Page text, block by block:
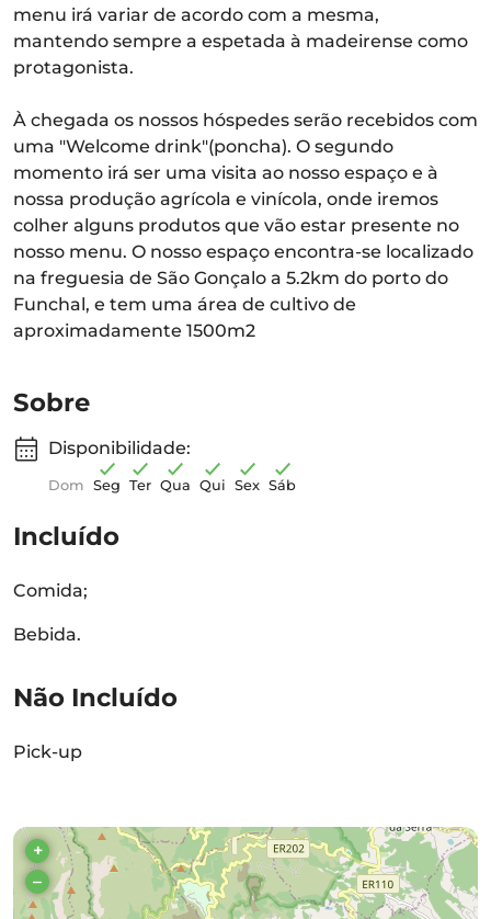
menu irá variar de acordo com a mesma,
mantendo sempre a espetada à madeirense como
protagonista.
À chegada os nossos hóspedes serão recebidos com
uma "Welcome drink"(poncha). O segundo
momento irá ser uma visita ao nosso espaço e à
nossa produção agrícola e vinícola, onde iremos
colher alguns produtos que vão estar presente no
nosso menu. O nosso espaço encontra-se localizado
na freguesia de São Gonçalo a 5.2km do porto do
Funchal, e tem uma área de cultivo de
aproximadamente 1500m2
Sobre
Disponibilidade:
Dom Seg Ter Qua Qui Sex Sáb
Incluído
Comida;
Bebida.
Não Incluído
Pick-up
+
–